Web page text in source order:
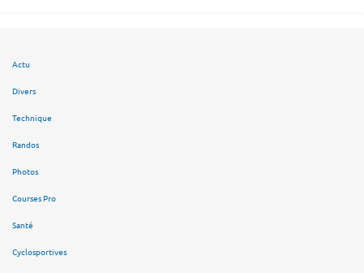
Actu
Divers
Technique
Randos
Photos
Courses Pro
Santé
Cyclosportives